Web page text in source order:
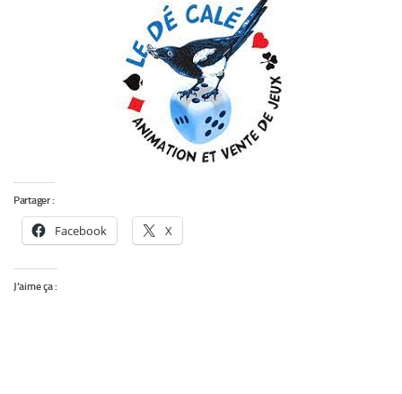
Partager :
Facebook X
J’aime ça :